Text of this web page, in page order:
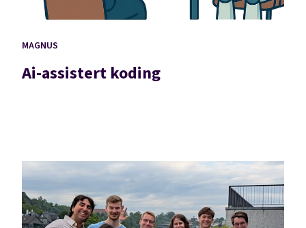
MAGNUS
Ai-assistert koding